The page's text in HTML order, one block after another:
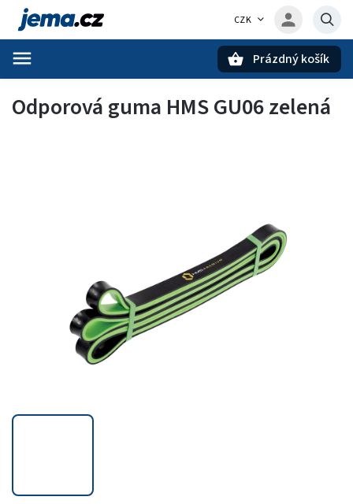
CZK
Prázdný košík
Odporová guma HMS GU06 zelená